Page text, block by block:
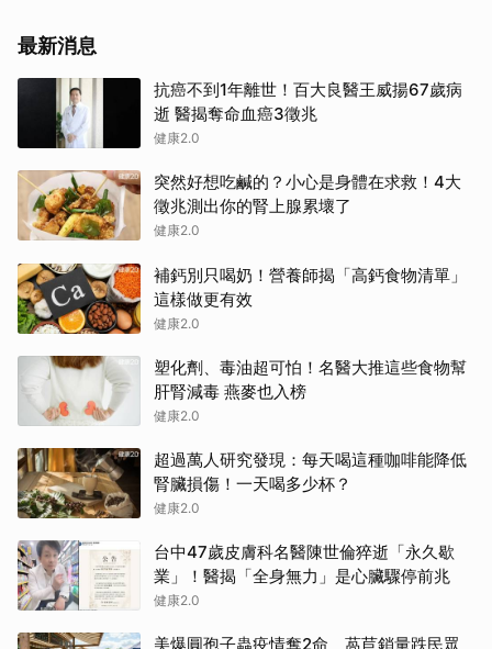
最新消息
抗癌不到1年離世！百大良醫王威揚67歲病
逝 醫揭奪命血癌3徵兆
健康2.0
突然好想吃鹹的？小心是身體在求救！4大
徵兆測出你的腎上腺累壞了
健康2.0
補鈣別只喝奶！營養師揭「高鈣食物清單」
這樣做更有效
健康2.0
塑化劑、毒油超可怕！名醫大推這些食物幫
肝腎減毒 燕麥也入榜
健康2.0
超過萬人研究發現：每天喝這種咖啡能降低
腎臟損傷！一天喝多少杯？
健康2.0
台中47歲皮膚科名醫陳世倫猝逝「永久歇
業」！醫揭「全身無力」是心臟驟停前兆
健康2.0
美爆圓孢子蟲疫情奪2命 萵苣銷量跌民眾